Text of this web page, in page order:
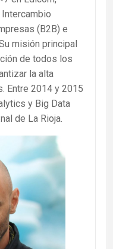
(B2B) e
misión principal
de todos los
la alta
Entre 2014 y 2015
y Big Data
de La Rioja.